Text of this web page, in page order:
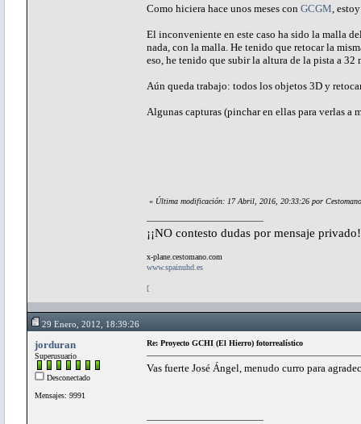
Como hiciera hace unos meses con GCGM ,
El inconveniente en este caso ha sido la malla
nada, con la malla. He tenido que retocar la
eso, he tenido que subir la altura de la pista a 32
Aún queda trabajo: todos los objetos 3D y
Algunas capturas (pinchar en ellas para verlas a
« Última modificación: 17 Abril, 2016, 20:33:26 por Cestomano
¡¡NO contesto dudas por mensaje
x-plane.cestomano.com
www.spainuhd.es
[
29 Enero, 2012, 18:39:26
jorduran
Superusuario
Desconectado
Mensajes: 9991
Re: Proyecto GCHI (El Hierro) fotorrealístico
Vas fuerte José Ángel, menudo curro para